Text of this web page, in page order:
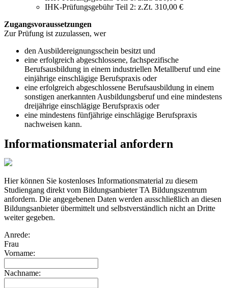
IHK-Prüfungsgebühr Teil 2: z.Zt. 310,00 €
Zugangsvoraussetzungen
Zur Prüfung ist zuzulassen, wer
den Ausbildereignungsschein besitzt und
eine erfolgreich abgeschlossene, fachspezifische
Berufsausbildung in einem industriellen Metallberuf und eine
einjährige einschlägige Berufspraxis oder
eine erfolgreich abgeschlossene Berufsausbildung in einem
sonstigen anerkannten Ausbildungsberuf und eine mindestens
dreijährige einschlägige Berufspraxis oder
eine mindestens fünfjährige einschlägige Berufspraxis
nachweisen kann.
Informationsmaterial anfordern
Hier können Sie kostenloses Informationsmaterial zu diesem
Studiengang direkt vom Bildungsanbieter TA Bildungszentrum
anfordern. Die angegebenen Daten werden ausschließlich an diesen
Bildungsanbieter übermittelt und selbstverständlich nicht an Dritte
weiter gegeben.
Anrede:
Frau
Vorname:
Nachname: